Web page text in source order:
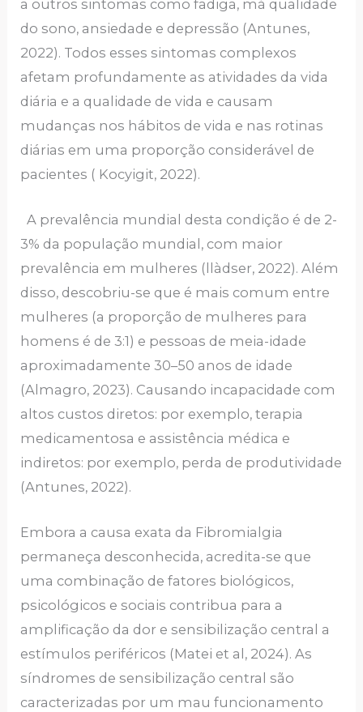
a outros sintomas como fadiga, má qualidade
do sono, ansiedade e depressão (Antunes,
2022). Todos esses sintomas complexos
afetam profundamente as atividades da vida
diária e a qualidade de vida e causam
mudanças nos hábitos de vida e nas rotinas
diárias em uma proporção considerável de
pacientes ( Kocyigit, 2022).
A prevalência mundial desta condição é de 2-
3% da população mundial, com maior
prevalência em mulheres (llàdser, 2022). Além
disso, descobriu-se que é mais comum entre
mulheres (a proporção de mulheres para
homens é de 3:1) e pessoas de meia-idade
aproximadamente 30–50 anos de idade
(Almagro, 2023). Causando incapacidade com
altos custos diretos: por exemplo, terapia
medicamentosa e assistência médica e
indiretos: por exemplo, perda de produtividade
(Antunes, 2022).
Embora a causa exata da Fibromialgia
permaneça desconhecida, acredita-se que
uma combinação de fatores biológicos,
psicológicos e sociais contribua para a
amplificação da dor e sensibilização central a
estímulos periféricos (Matei et al, 2024). As
síndromes de sensibilização central são
caracterizadas por um mau funcionamento